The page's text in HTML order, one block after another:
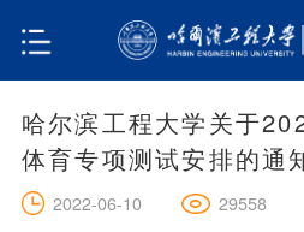
哈尔滨工程大学关于
体育专项测试安排的通
2022-06-10 29558